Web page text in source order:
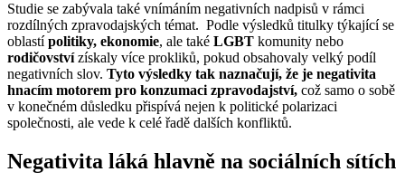
Studie se zabývala také vnímáním negativních nadpisů v rámci
rozdílných zpravodajských témat. Podle výsledků titulky týkající se
oblastípolitiky, ekonomie, ale také LGBT komunity nebo
rodičovstvízískaly více prokliků, pokud obsahovaly velký podíl
negativních slov. Tyto výsledky tak naznačují, že je negativita
hnacím motorem pro konzumaci zpravodajství, což samo o sobě
v konečném důsledku přispívá nejen k politické polarizaci
společnosti, ale vede k celé řadě dalších konfliktů.
Negativita láká hlavně na sociálních sítích